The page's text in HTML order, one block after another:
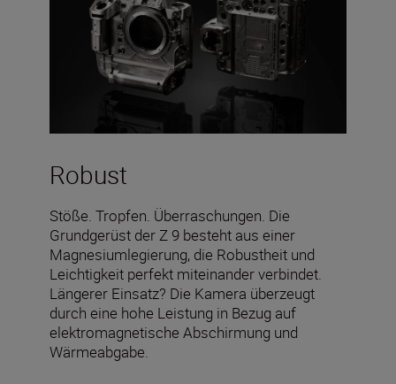
Robust
Stöße. Tropfen. Überraschungen. Die
Grundgerüst der Z 9 besteht aus einer
Magnesiumlegierung, die Robustheit und
Leichtigkeit perfekt miteinander verbindet.
Längerer Einsatz? Die Kamera überzeugt
durch eine hohe Leistung in Bezug auf
elektromagnetische Abschirmung und
Wärmeabgabe.